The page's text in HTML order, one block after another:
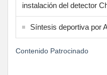
instalación del detector
Síntesis deportiva por
Contenido Patrocinado